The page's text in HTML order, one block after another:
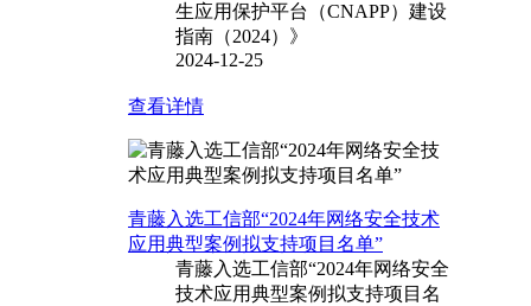
生应用保护平台（CNAPP）建设
指南（2024）》
2024-12-25
查看详情
青藤入选工信部“2024年网络安全技术
应用典型案例拟支持项目名单”
青藤入选工信部“2024年网络安全
技术应用典型案例拟支持项目名